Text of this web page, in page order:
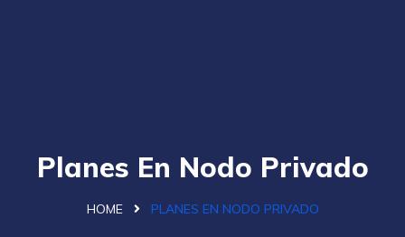
Planes En Nodo Privado
HOME PLANES EN NODO PRIVADO